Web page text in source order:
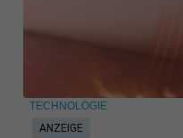
ANZEIGE
TECHNOLOGIE